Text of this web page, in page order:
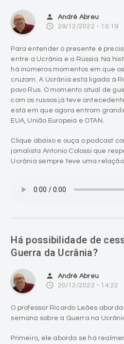
person André Abreu
access_time 29/12/2022 - 10:19
Para entender o presente é
entre a Ucrânia e a Rússia. Na
há inúmeros momentos em que
cruzam. A Ucrânia está ligada à
povo Rus. O momento atual de
com os russos já teve
está em que agora entram
EUA, União Europeia e OTAN.
Clique abaixo e ouça o podcast
jornalista Antonio Colossi que
Ucrânia sempre teve uma
Há possibilidade de
Guerra da Ucrânia?
person André Abreu
access_time 20/12/2022 - 14:22
O professor Ricardo Leães
semana sobre a Guerra na
Primeiro, ele aborda se há